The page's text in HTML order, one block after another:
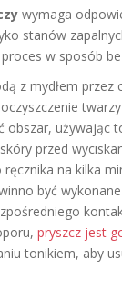
wymaga
stanów
w sposób
z mydłem
obszar, używając
przed
na kilka
być
pryszcz jest
tonikiem, aby